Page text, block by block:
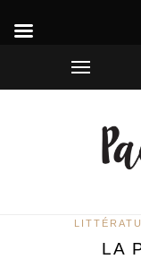
LA